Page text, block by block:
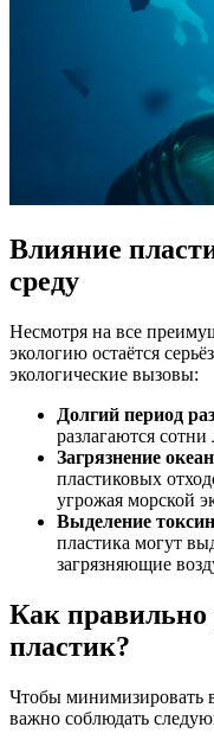
Влияние
среду
Несмотря на все
экологию остаётся
экологические вызовы:
Долгий период
разлагаются сотни
Загрязнение
пластиковых
угрожая морской
Выделение
пластика могут
загрязняющие
Как правильно
пластик?
Чтобы минимизировать
важно соблюдать